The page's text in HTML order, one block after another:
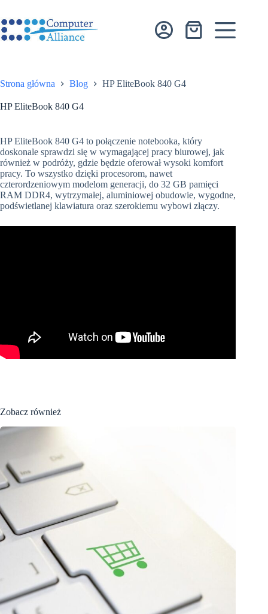
treści
Koszyk
Strona główna Blog HP EliteBook 840 G4
HP EliteBook 840 G4
HP EliteBook 840 G4 to połączenie notebooka, który
doskonale sprawdzi się w wymagającej pracy biurowej, jak
również w podróży, gdzie będzie oferował wysoki komfort
pracy. To wszystko dzięki procesorom, nawet
czterordzeniowym modelom generacji, do 32 GB pamięci
RAM DDR4, wytrzymałej, aluminiowej obudowie, wygodne,
podświetlanej klawiatura oraz szerokiemu wybowi złączy.
Zobacz również